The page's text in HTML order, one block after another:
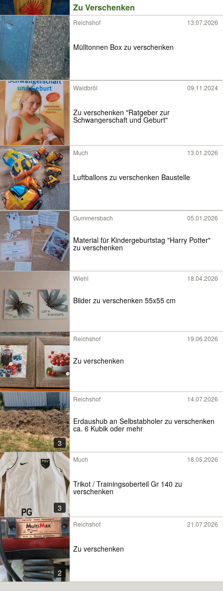
Zu Verschenken
Reichshof 13.07.2026
Mülltonnen Box zu verschenken
Waldbröl 09.11.2024
Zu verschenken "Ratgeber zur
Schwangerschaft und Geburt"
Much 13.01.2026
Luftballons zu verschenken Baustelle
Gummersbach 05.01.2026
Material für Kindergeburtstag "Harry Potter"
zu verschenken
Wiehl 18.04.2026
Bilder zu verschenken 55x55 cm
Reichshof 19.06.2026
Zu verschenken
3
Reichshof 14.07.2026
Erdaushub an Selbstabholer zu verschenken
ca. 6 Kubik oder mehr
3
Much 18.05.2026
Trikot / Trainingsoberteil Gr 140 zu
verschenken
2
Reichshof 21.07.2026
Zu verschenken